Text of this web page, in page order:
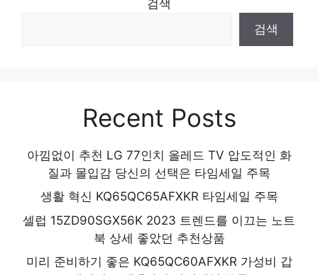
검색
검색
Recent Posts
아낌없이 추천 LG 77인치 올레드 TV 압도적인 화
질과 몰입감 당신의 선택은 타임세일 주목
생활 혁신 KQ65QC65AFXKR 타임세일 주목
셀럽 15ZD90SGX56K 2023 트렌드를 이끄는 노트
북 상세 좋았던 추천상품
미리 준비하기 좋은 KQ65QC60AFXKR 가성비 갑